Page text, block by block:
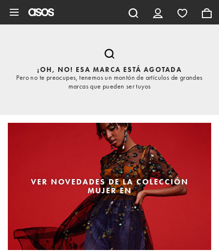
¡OH, NO! ESA MARCA ESTÁ AGOTADA
Pero no te preocupes, tenemos un montón de artículos de grandes
marcas que pueden ser tuyos
VER NOVEDADES DE LA COLECCIÓN
MUJER EN